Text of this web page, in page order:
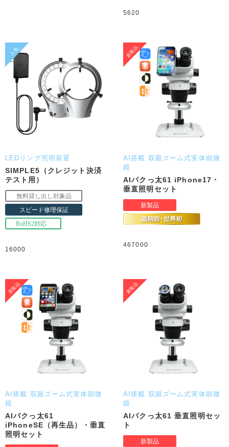
5620
LEDリング照明装置
SIMPLE5（クレジット決済
テスト用）
16000
AI搭載 双眼ズーム式実体顕微
鏡
AIパクっ太61 iPhone17・
垂直照明セット
467000
AI搭載 双眼ズーム式実体顕微
鏡
AIパクっ太61
iPhoneSE（再生品）・垂直
照明セット
AI搭載 双眼ズーム式実体顕微
鏡
AIパクっ太61 垂直照明セッ
ト